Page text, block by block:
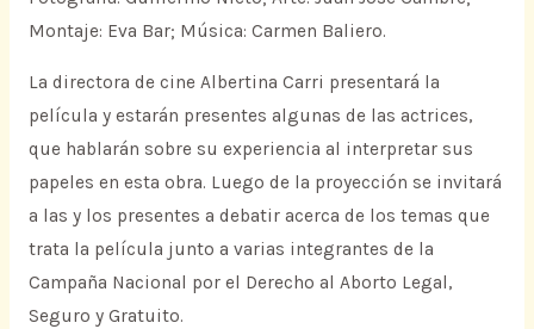
Montaje: Eva Bar; Música: Carmen Baliero.
La directora de cine Albertina Carri presentará la
película y estarán presentes algunas de las actrices,
que hablarán sobre su experiencia al interpretar sus
papeles en esta obra. Luego de la proyección se invitará
a las y los presentes a debatir acerca de los temas que
trata la película junto a varias integrantes de la
Campaña Nacional por el Derecho al Aborto Legal,
Seguro y Gratuito.